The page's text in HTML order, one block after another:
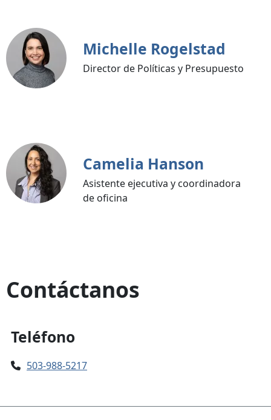
Michelle Rogelstad
Director de Políticas y Presupuesto
Camelia Hanson
Asistente ejecutiva y coordinadora
de oficina
Contáctanos
Teléfono
503-988-5217